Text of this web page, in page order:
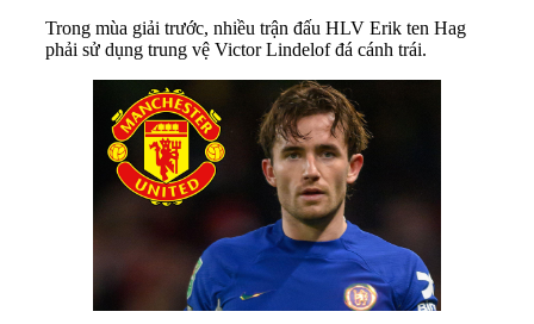
Trong mùa giải trước, nhiều trận đấu HLV Erik ten Hag
phải sử dụng trung vệ Victor Lindelof đá cánh trái.